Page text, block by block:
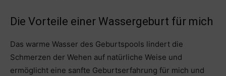
Die Vorteile einer Wassergeburt für mich
Das warme Wasser des Geburtspools lindert die
Schmerzen der Wehen auf natürliche Weise und
ermöglicht eine sanfte Geburtserfahrung für mich und